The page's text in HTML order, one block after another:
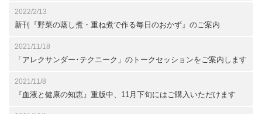
2022/2/13
新刊『野菜の蒸し煮・重ね煮で作る毎日のおかず』のご案内
2021/11/18
「アレクサンダー･テクニーク」のトークセッションをご案内します
2021/11/8
『血液と健康の知恵』重版中、11月下旬にはご購入いただけます